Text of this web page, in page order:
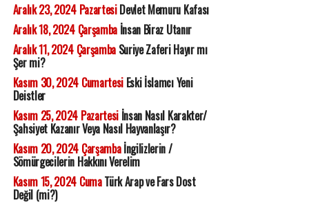
Aralık 23, 2024 PazartesiDevlet Memuru Kafası
Aralık 18, 2024 Çarşambaİnsan Biraz Utanır
Aralık 11, 2024 ÇarşambaSuriye Zaferi Hayır mı
Şer mi?
Kasım 30, 2024 CumartesiEski İslamcı Yeni
Deistler
Kasım 25, 2024 Pazartesiİnsan Nasıl Karakter/
Şahsiyet Kazanır Veya Nasıl Hayvanlaşır?
Kasım 20, 2024 Çarşambaİngilizlerin /
Sömürgecilerin Hakkını Verelim
Kasım 15, 2024 CumaTürk Arap ve Fars Dost
Değil (mi?)